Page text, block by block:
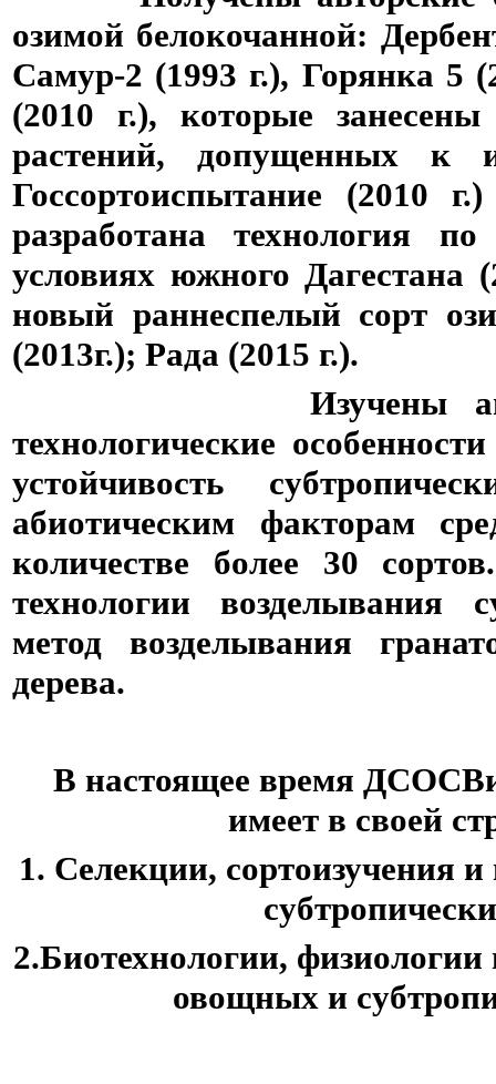
озимой белокочанной:
Самур-2 (1993 г.), Горянка 5
(2010 г.), которые
растений, допущенных к
Госсортоиспытание (2010
разработана технология
условиях южного Дагестана
новый раннеспелый сорт
(2013г.); Рада (2015 г.).
Изучены
технологические
устойчивость
абиотическим факторам
количестве более 30
технологии возделывания
метод возделывания
дерева.
В настоящее время
имеет в своей
1. Селекции, сортоизучения
2.Биотехнологии,
овощных и